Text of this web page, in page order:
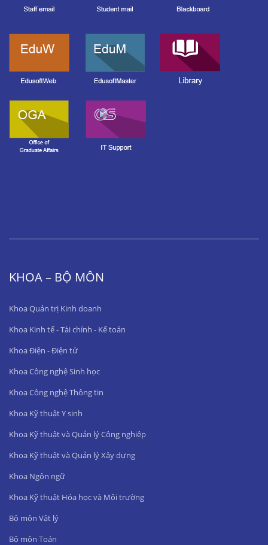
KHOA – BỘ MÔN
Khoa Quản trị Kinh doanh
Khoa Kinh tế - Tài chính - Kế toán
Khoa Điện - Điện tử
Khoa Công nghệ Sinh học
Khoa Công nghệ Thông tin
Khoa Kỹ thuật Y sinh
Khoa Kỹ thuật và Quản lý Công nghiệp
Khoa Kỹ thuật và Quản lý Xây dựng
Khoa Ngôn ngữ
Khoa Kỹ thuật Hóa học và Môi trường
Bộ môn Vật lý
Bộ môn Toán